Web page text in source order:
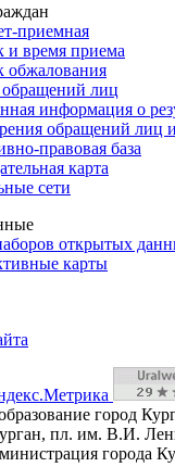
приемная
и время приема
обжалования
лиц
информация о
обращений лиц
правовая база
карта
сети
открытых
карты
город
пл. им. В.И.
города